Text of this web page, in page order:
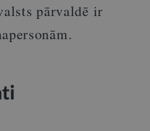
pārvaldē ir